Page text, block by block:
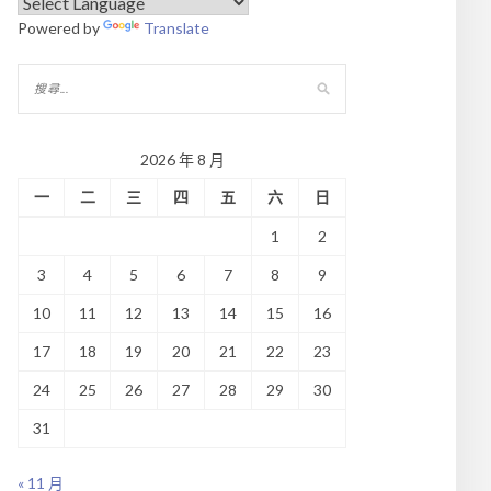
Powered by Translate
2026 年 8 月
一
二 三 四 五 六 日
1 2
3 4 5 6 7 8 9
10 11 12 13 14 15 16
17 18 19 20 21 22 23
24 25 26 27 28 29 30
31
« 11 月